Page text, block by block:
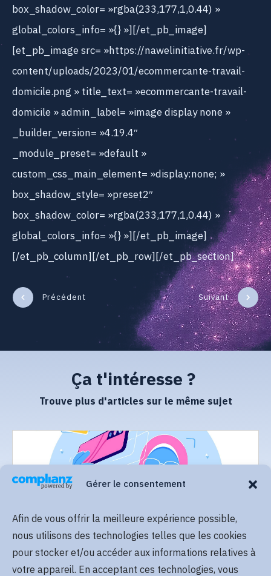
Gérer le consentement
Afin de vous offrir la meilleure expérience possible,
nous utilisons des technologies telles que les cookies
pour stocker et/ou accéder aux informations relatives à
votre appareil. En acceptant ces technologies, vous
box_shadow_color= »rgba(233,177,1,0.44) »
global_colors_info= »{} »][/et_pb_image]
[et_pb_image src= »https://nawelinitiative.fr/wp-
content/uploads/2023/01/ecommercante-travail-
domicile.png » title_text= »ecommercante-travail-
domicile » admin_label= »image display none »
_builder_version= »4.19.4″
_module_preset= »default »
custom_css_main_element= »display:none; »
box_shadow_style= »preset2″
box_shadow_color= »rgba(233,177,1,0.44) »
global_colors_info= »{} »][/et_pb_image]
[/et_pb_column][/et_pb_row][/et_pb_section]
Précédent Suivant
Ça t'intéresse ?
Trouve plus d'articles sur le même sujet
Lire plus